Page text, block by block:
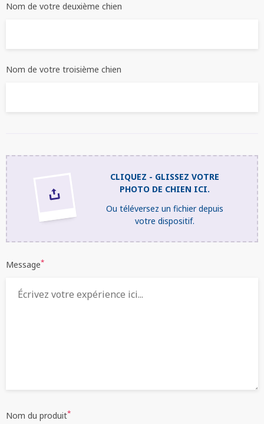
Nom de votre deuxième chien
Nom de votre troisième chien
ceva_feliway_testimonials_picture
CLIQUEZ - GLISSEZ VOTRE
PHOTO DE CHIEN ICI.
Ou téléversez un fichier depuis
votre dispositif.
Message*
Nom du produit*